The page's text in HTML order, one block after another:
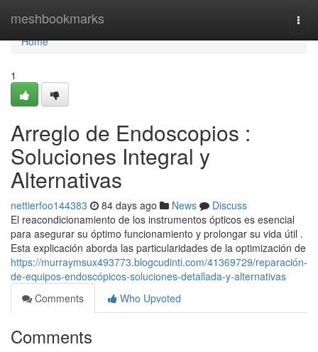
meshbookmarks
Home
Home
1
Arreglo de Endoscopios :
Soluciones Integral y
Alternativas
nettierfoo144383 84 days ago News
Discuss
El reacondicionamiento de los instrumentos ópticos es esencial
para asegurar su óptimo funcionamiento y prolongar su vida útil .
Esta explicación aborda las particularidades de la optimización de
https://murraymsux493773.blogcudinti.com/41369729/reparación-
de-equipos-endoscópicos-soluciones-detallada-y-alternativas
Comments
Who Upvoted
Comments